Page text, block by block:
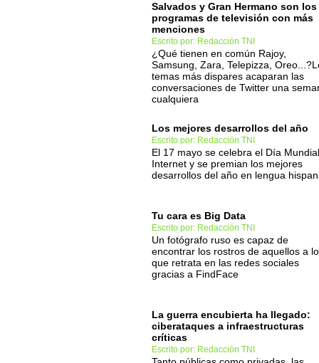
Salvados y Gran Hermano son los
programas de televisión con más
menciones
Escrito por: Redacción TNI
¿Qué tienen en común Rajoy,
Samsung, Zara, Telepizza,
temas más dispares acaparan las
conversaciones de Twitter una
cualquiera
Los mejores desarrollos del año
Escrito por: Redacción TNI
El 17 mayo se celebra el Día
Internet y se premian los mejores
desarrollos del año en lengua
Tu cara es Big Data
Escrito por: Redacción TNI
Un fotógrafo ruso es capaz de
encontrar los rostros de aquellos a
que retrata en las redes sociales
gracias a FindFace
La guerra encubierta ha llegado:
ciberataques a infraestructuras
críticas
Escrito por: Redacción TNI